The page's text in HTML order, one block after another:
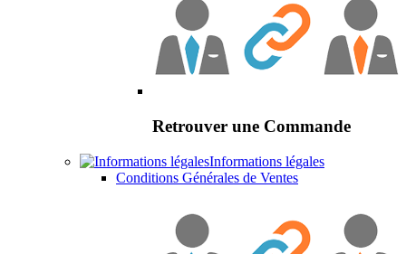
Retrouver une Commande
Informations légales
Conditions Générales de Ventes